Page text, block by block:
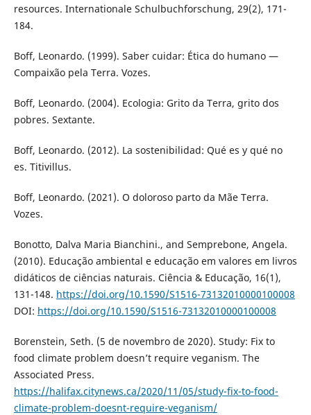
resources. Internationale Schulbuchforschung, 29(2), 171-
184.
Boff, Leonardo. (1999). Saber cuidar: Ética do humano —
Compaixão pela Terra. Vozes.
Boff, Leonardo. (2004). Ecologia: Grito da Terra, grito dos
pobres. Sextante.
Boff, Leonardo. (2012). La sostenibilidad: Qué es y qué no
es. Titivillus.
Boff, Leonardo. (2021). O doloroso parto da Mãe Terra.
Vozes.
Bonotto, Dalva Maria Bianchini., and Semprebone, Angela.
(2010). Educação ambiental e educação em valores em livros
didáticos de ciências naturais. Ciência & Educação, 16(1),
131-148. https://doi.org/10.1590/S1516-73132010000100008
DOI: https://doi.org/10.1590/S1516-73132010000100008
Borenstein, Seth. (5 de novembro de 2020). Study: Fix to
food climate problem doesn’t require veganism. The
Associated Press.
https://halifax.citynews.ca/2020/11/05/study-fix-to-food-
climate-problem-doesnt-require-veganism/